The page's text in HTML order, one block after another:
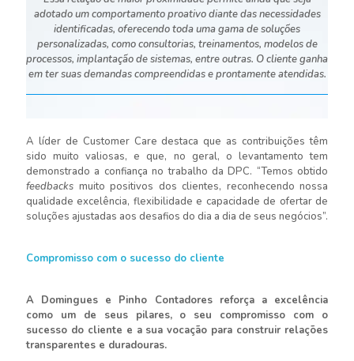
adotado um comportamento proativo diante das necessidades
identificadas, oferecendo toda uma gama de soluções
personalizadas, como consultorias, treinamentos, modelos de
processos, implantação de sistemas, entre outras. O cliente ganha
em ter suas demandas compreendidas e prontamente atendidas.
A líder de Customer Care destaca que as contribuições têm
sido muito valiosas, e que, no geral, o levantamento tem
demonstrado a confiança no trabalho da DPC. “Temos obtido
feedbacks muito positivos dos clientes, reconhecendo nossa
qualidade excelência, flexibilidade e capacidade de ofertar de
soluções ajustadas aos desafios do dia a dia de seus negócios”.
Compromisso com o sucesso do cliente
A Domingues e Pinho Contadores reforça a excelência
como um de seus pilares, o seu compromisso com o
sucesso do cliente e a sua vocação para construir relações
transparentes e duradouras.